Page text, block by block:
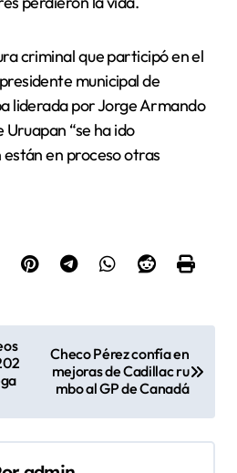
criminal que participó en el
municipal de
liderada por Jorge Armando
Uruapan “se ha ido
en proceso otras
Checo Pérez confía en
mejoras de Cadillac ru
mbo al GP de Canadá